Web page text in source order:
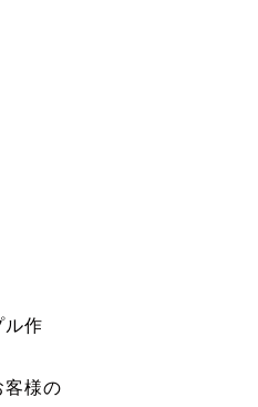
作
様の